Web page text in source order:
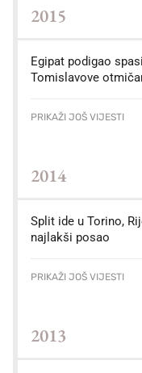
2015
Egipat podigao
Tomislavove
PRIKAŽI JOŠ VIJESTI
2014
Split ide u Torino,
najlakši posao
PRIKAŽI JOŠ VIJESTI
2013